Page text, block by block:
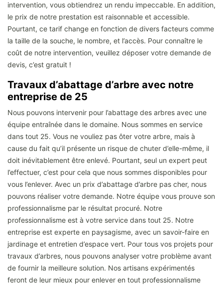
intervention, vous obtiendrez un rendu impeccable. En addition,
le prix de notre prestation est raisonnable et accessible.
Pourtant, ce tarif change en fonction de divers facteurs comme
la taille de la souche, le nombre, et l’accès. Pour connaître le
coût de notre intervention, veuillez déposer votre demande de
devis, c’est gratuit !
Travaux d’abattage d’arbre avec notre
entreprise de 25
Nous pouvons intervenir pour l’abattage des arbres avec une
équipe entraînée dans le domaine. Nous sommes en service
dans tout 25. Vous ne vouliez pas ôter votre arbre, mais à
cause du fait qu’il présente un risque de chuter d’elle-même, il
doit inévitablement être enlevé. Pourtant, seul un expert peut
l’effectuer, c’est pour cela que nous sommes disponibles pour
vous l’enlever. Avec un prix d’abattage d’arbre pas cher, nous
pouvons réaliser votre demande. Notre équipe vous prouve son
professionnalisme par le résultat procuré. Notre
professionnalisme est à votre service dans tout 25. Notre
entreprise est experte en paysagisme, avec un savoir-faire en
jardinage et entretien d’espace vert. Pour tous vos projets pour
travaux d’arbres, nous pouvons analyser votre problème avant
de fournir la meilleure solution. Nos artisans expérimentés
feront de leur mieux pour enlever en tout professionnalisme